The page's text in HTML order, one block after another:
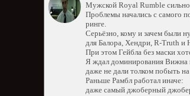
Мужской Royal Rumble сильно
Проблемы начались с самого
ринге.
Серьёзно, кому и зачем были
для Балора, Хендри, R-Truth
При этом Гейбла без маски
Я ждал доминирования Вижна
даже не дали толком побыть
Раньше Рамбл работал иначе:
даже самый джоберный джобер